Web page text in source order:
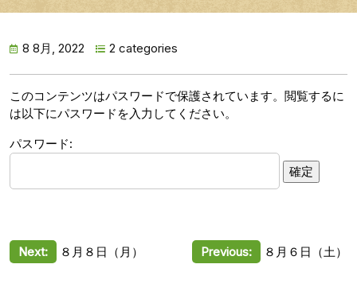
8 8月, 2022 2 categories
このコンテンツはパスワードで保護されています。閲覧するに
は以下にパスワードを入力してください。
パスワード:
投
Previous: ８月６日（土）
Next: ８月８日（月）